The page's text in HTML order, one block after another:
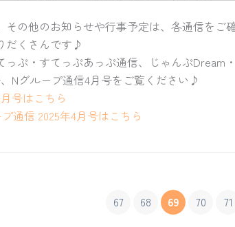
その他のお知らせや行事予定は、各通信をご
だくさんです♪
っぷ・すてっぷあっぷ通信、じゃんぷDream
Nグループ通信4月号をご覧ください♪
号はこちら
通信 2025年4月号はこちら
67 68 69 70 71